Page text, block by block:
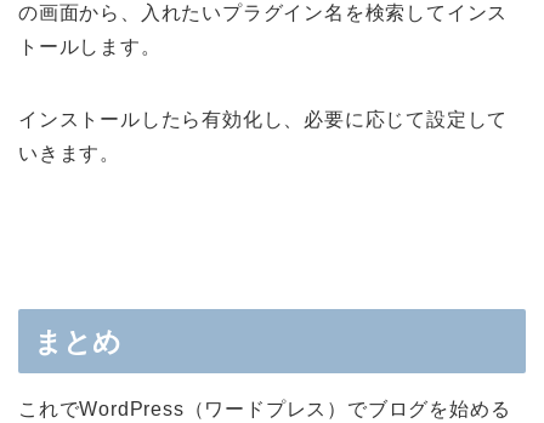
の画面から、入れたいプラグイン名を検索してインス
トールします。
インストールしたら有効化し、必要に応じて設定して
いきます。
まとめ
これでWordPress（ワードプレス）でブログを始める